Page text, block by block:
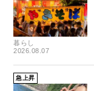
暮らし
2026.08.07
急上昇